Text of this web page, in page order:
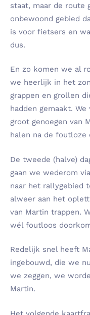
staat, maar de route
onbewoond gebied
is voor fietsers en
dus.
En zo komen we al
we heerlijk in het
grappen en grollen
hadden gemaakt.
groot genoegen van
halen na de foutloze
De tweede (halve)
gaan we wederom
naar het rallygebied
alweer aan het
van Martin trappen.
wél foutloos
Redelijk snel heeft
ingebouwd, die we
we zeggen, we
Martin.